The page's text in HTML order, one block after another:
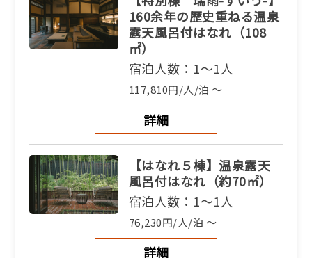
160余年の歴史重ねる温泉
露天風呂付はなれ（108
㎡）
宿泊人数：1～1人
117,810円/人/泊 ～
詳細
【はなれ５棟】温泉露天
風呂付はなれ（約70㎡）
宿泊人数：1～1人
76,230円/人/泊 ～
詳細